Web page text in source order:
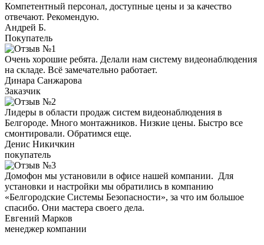
Компетентный персонал, доступные цены и за качество
отвечают. Рекомендую.
Андрей Б.
Покупатель
Очень хорошие ребята. Делали нам систему видеонаблюдения
на складе. Всё замечательно работает.
Динара Санжарова
Заказчик
Лидеры в области продаж систем видеонаблюдения в
Белгороде. Много монтажников. Низкие цены. Быстро все
смонтировали. Обратимся еще.
Денис Никичкин
покупатель
Домофон мы установили в офисе нашей компании. Для
установки и настройки мы обратились в компанию
«Белгородские Системы Безопасности», за что им большое
спасибо. Они мастера своего дела.
Евгений Марков
менеджер компании